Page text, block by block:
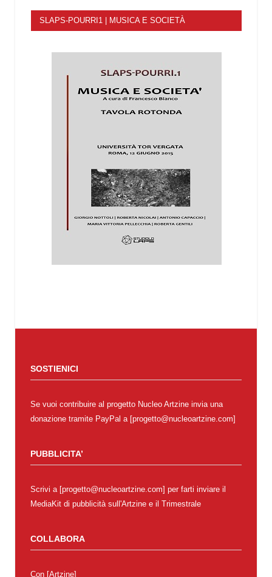
SLAPS-POURRI1 | MUSICA E SOCIETÀ
SOSTIENICI
Se vuoi contribuire al progetto Nucleo Artzine invia una
donazione tramite PayPal a [progetto@nucleoartzine.com]
PUBBLICITA’
Scrivi a [progetto@nucleoartzine.com] per farti inviare il
MediaKit di pubblicità sull'Artzine e il Trimestrale
COLLABORA
Con [Artzine]